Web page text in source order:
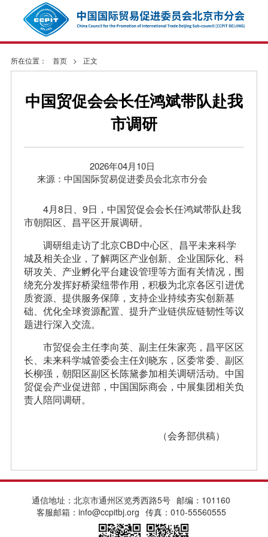
所在位置： 首页 > 正文
中国贸促会会长任鸿斌带队赴我
市调研
2026年04月10日
来源：中国国际贸易促进委员会北京市分会
4月8日、9日，中国贸促会会长任鸿斌带队赴我
市朝阳区、昌平区开展调研。
调研组走访了北京CBD中心区、昌平未来科学
城及相关企业，了解两区产业创新、企业国际化、科
研攻关、产业孵化平台建设管理等方面有关情况，围
绕充分发挥好桥梁纽带作用，积极为北京各区引进优
质资源、提供服务保障，支持企业持续夯实创新基
础、优化全球资源配置、提升产业链供应链韧性等议
题进行深入交流。
市贸促会主任李向英、副主任朱家亮，昌平区区
长、未来科学城管委会主任刘晓东，区委常委、副区
长柳强，朝阳区副区长陈黛参加相关调研活动。中国
贸促会产业促进部，中国国际商会，中展集团相关负
责人陪同调研。
（会务部供稿）
通信地址：北京市通州区览秀西路5号 邮编：101160
客服邮箱：info@ccpitbj.org 传真：010-55560555